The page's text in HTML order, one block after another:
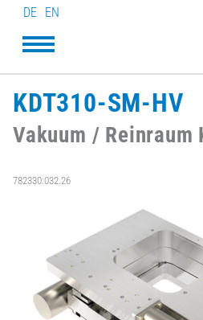
DE EN
KDT310-SM-HV
Vakuum / Reinraum
782330:032.26